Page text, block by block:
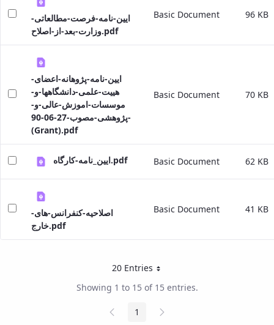
ایین-نامه-فرصت-مطالعاتی-
وزارت-بعد-از-اصلاح.pdf
Basic Document 96 KB
ایین-نامه-پژوهانه-اعضای-
هییت-علمی-دانشگاهها-و-
موسسات-اموزش-عالی-و-
پژوهشی-مصوب-27-06-90-
(Grant).pdf
Basic Document 70 KB
ایین_نامه-کارگاه.pdf Basic Document 62 KB
اصلاحیه-کنفرانس-های-
خارج.pdf
Basic Document 41 KB
20 EntriesPer Page
Showing 1 to 15 of 15 entries.
Previous
Page Page
1 Next
Page